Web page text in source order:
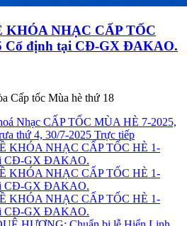
KHÓA NHẠC CẤP TỐC
Cố định tại CĐ-GX ĐAKAO.
Cấp tốc Mùa hè thứ 18
Nhạc CẤP TỐC MÙA HÈ 7-2025,
thứ 4, 30/7-2025 Trực tiếp
KHÓA NHẠC CẤP TỐC HÈ 1-
CĐ-GX ĐAKAO.
KHÓA NHẠC CẤP TỐC HÈ 1-
CĐ-GX ĐAKAO.
KHÓA NHẠC CẤP TỐC HÈ 1-
CĐ-GX ĐAKAO.